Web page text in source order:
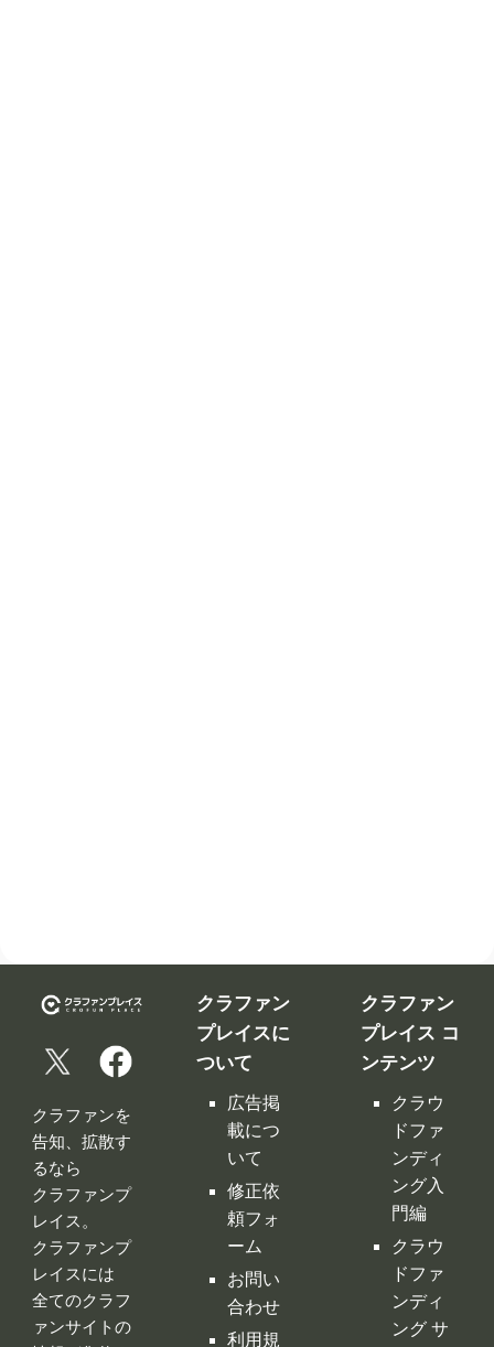
クラファンを
告知、拡散す
るなら
クラファンプ
レイス。
クラファンプ
プレイスに
ついて
広告掲
載につ
いて
修正依
頼フォ
ーム
プレイス コ
ンテンツ
クラウ
ドファ
ンディ
ング入
門編
クラウ